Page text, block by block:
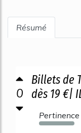
Résumé
0
Billets de
dès 19 €|
Pertinence
735%